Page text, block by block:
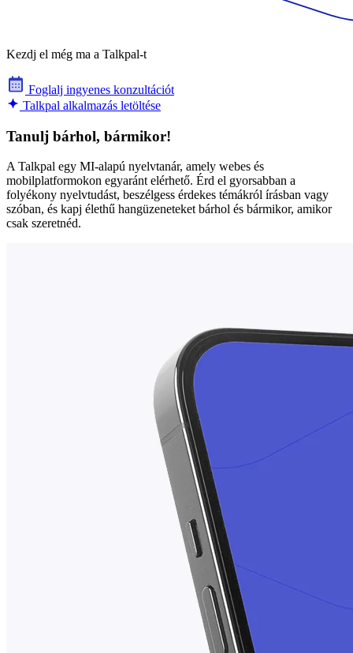
Kezdj el még ma a Talkpal-t
Foglalj ingyenes konzultációt
Talkpal alkalmazás letöltése
Tanulj bárhol, bármikor!
A Talkpal egy MI-alapú nyelvtanár, amely webes és
mobilplatformokon egyaránt elérhető. Érd el gyorsabban a
folyékony nyelvtudást, beszélgess érdekes témákról írásban vagy
szóban, és kapj élethű hangüzeneteket bárhol és bármikor, amikor
csak szeretnéd.